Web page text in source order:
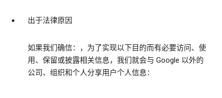
出于法律原因
如果我们确信：，为了实现以下目的而有必要访问、使
用、保留或披露相关信息，我们就会与 Google 以外的
公司、组织和个人分享用户个人信息：